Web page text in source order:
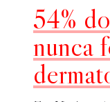
54%
nunca